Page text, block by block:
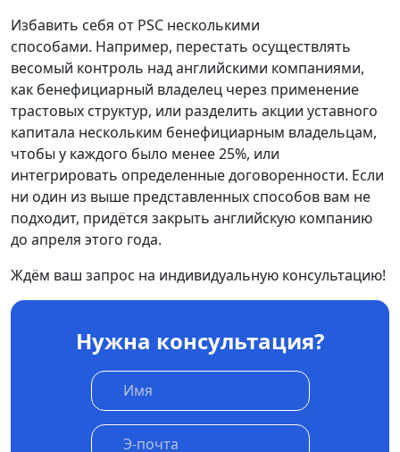
Избавить себя от PSC несколькими
способами. Например, перестать осуществлять
весомый контроль над английскими компаниями,
как бенефициарный владелец через применение
трастовых структур, или разделить акции уставного
капитала нескольким бенефициарным владельцам,
чтобы у каждого было менее 25%, или
интегрировать определенные договоренности. Если
ни один из выше представленных способов вам не
подходит, придётся закрыть английскую компанию
до апреля этого года.
Ждём ваш запрос на индивидуальную консультацию!
Нужна консультация?